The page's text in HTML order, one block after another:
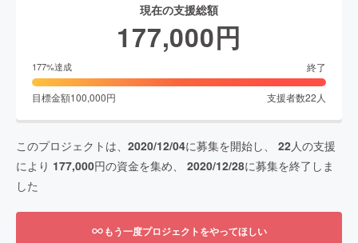
現在の支援総額
177,000円
177%達成 終了
目標金額100,000円 支援者数22 人
このプロジェクトは、 2020/12/04に募集を開始し、 22人の支援
により 177,000円の資金を集め、 2020/12/28に募集を終了しま
した
もう一度プロジェクトをやってほしい